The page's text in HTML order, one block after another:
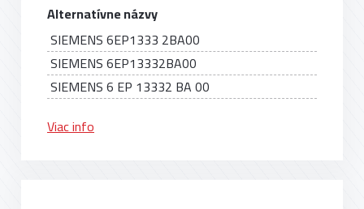
Alternatívne názvy
SIEMENS 6EP1333 2BA00
SIEMENS 6EP13332BA00
SIEMENS 6 EP 13332 BA 00
Viac info